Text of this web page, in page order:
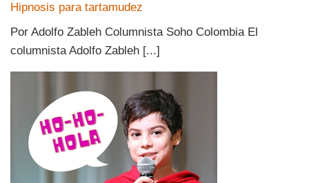
Hipnosis para tartamudez
Por Adolfo Zableh Columnista Soho Colombia El
columnista Adolfo Zableh [...]